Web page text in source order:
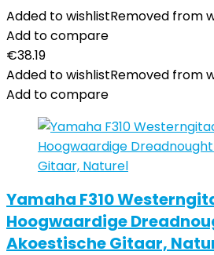
Added to wishlistRemoved from
Add to compare
€38.19
Added to wishlistRemoved from
Add to compare
Yamaha F310
Hoogwaardige
Akoestische Gitaar,